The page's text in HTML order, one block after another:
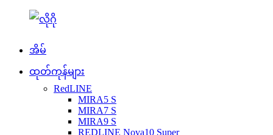
အိမ်
ထုတ်ကုန်များ
RedLINE
MIRA5 S
MIRA7 S
MIRA9 S
REDLINE Nova10 Super